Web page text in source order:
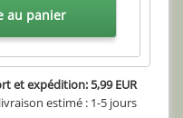
au panier
et expédition: 5,99 EUR
estimé : 1-5 jours